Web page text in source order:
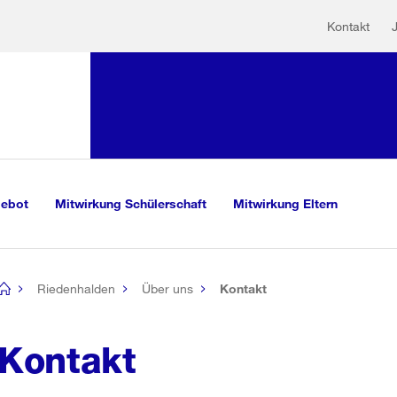
Kontakt
Mitwirkung Schülerschaft Mitwirkung Eltern
Riedenhalden Über uns Kontakt
Kontakt